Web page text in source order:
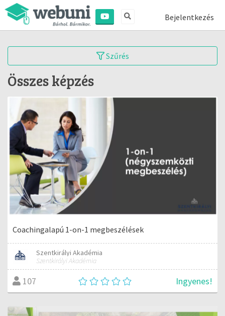
Bejelentkezés
Szűrés
Összes képzés
Coachingalapú 1-on-1 megbeszélések
Szentkirályi Akadémia
Szentkirályi Akadémia
107 Ingyenes!